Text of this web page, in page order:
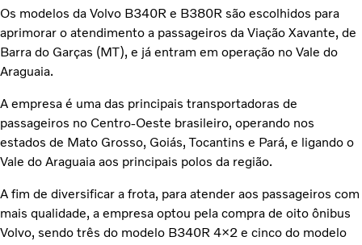
Os modelos da Volvo B340R e B380R são escolhidos para
aprimorar o atendimento a passageiros da Viação Xavante, de
Barra do Garças (MT), e já entram em operação no Vale do
Araguaia.
A empresa é uma das principais transportadoras de
passageiros no Centro-Oeste brasileiro, operando nos
estados de Mato Grosso, Goiás, Tocantins e Pará, e ligando o
Vale do Araguaia aos principais polos da região.
A fim de diversificar a frota, para atender aos passageiros com
mais qualidade, a empresa optou pela compra de oito ônibus
Volvo, sendo três do modelo B340R 4×2 e cinco do modelo